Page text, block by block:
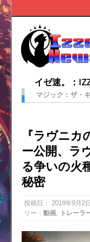
イゼ速。：
マジック：ザ・
『ラヴニ
ー公開、ラ
る争いの火
秘密
投稿日： 2018年9月2日
リー： 動画 トレーラ